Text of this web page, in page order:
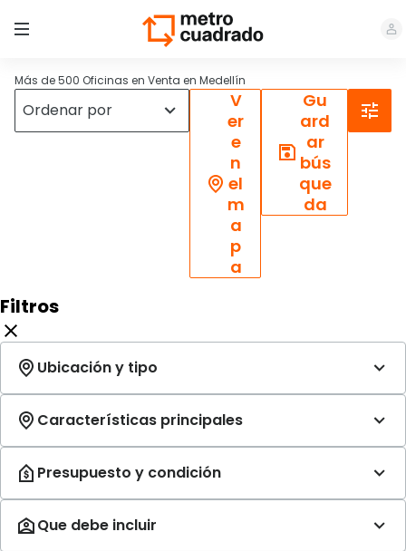
Más de 500 Oficinas en Venta en Medellín
V
er
e
n
el
m
a
p
a
Gu
ard
ar
bús
que
da
Filtros